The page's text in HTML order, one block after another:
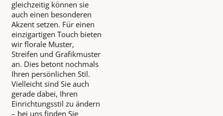
gleichzeitig können sie
auch einen besonderen
Akzent setzen. Für einen
einzigartigen Touch bieten
wir florale Muster,
Streifen und Grafikmuster
an. Dies betont nochmals
Ihren persönlichen Stil.
Vielleicht sind Sie auch
gerade dabei, Ihren
Einrichtungsstil zu ändern
– bei uns finden Sie